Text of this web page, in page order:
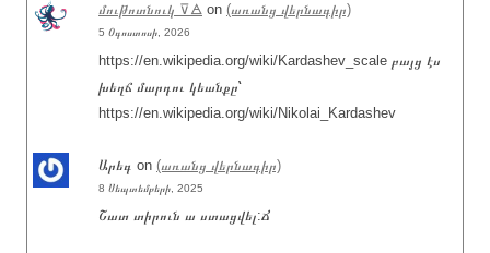
մութոտնուկ ⊽🜁 on (առանց վերնագիր)
5 Օգոստոսի, 2026
https://en.wikipedia.org/wiki/Kardashev_scale բայց էս
խեղճ մարդու կեանքը՝
https://en.wikipedia.org/wiki/Nikolai_Kardashev
Արեգ on (առանց վերնագիր)
8 Սեպտեմբերի, 2025
Շատ տիրուն ա ստացվել:Ճ